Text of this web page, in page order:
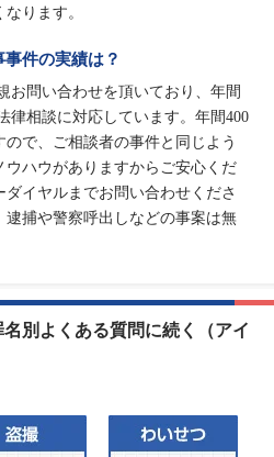
ります。
件の実績は？
お問い合わせを頂いており、年間
律相談に対応しています。年間400
で、ご相談者の事件と同じよう
ハウがありますからご安心くだ
イヤルまでお問い合わせくださ
捕や警察呼出しなどの事案は無
名別よくある質問に続く（アイ